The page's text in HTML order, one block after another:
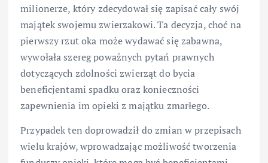
milionerze, który zdecydował się zapisać cały swój
majątek swojemu zwierzakowi. Ta decyzja, choć na
pierwszy rzut oka może wydawać się zabawna,
wywołała szereg poważnych pytań prawnych
dotyczących zdolności zwierząt do bycia
beneficjentami spadku oraz konieczności
zapewnienia im opieki z majątku zmarłego.
Przypadek ten doprowadził do zmian w przepisach
wielu krajów, wprowadzając możliwość tworzenia